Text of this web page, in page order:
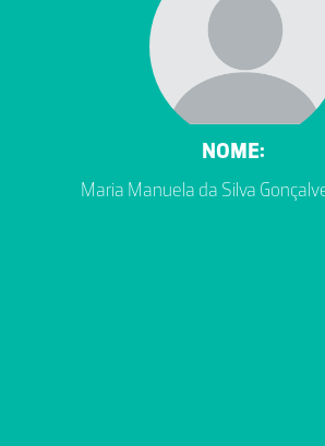
NOME:
Maria Manuela da Silva